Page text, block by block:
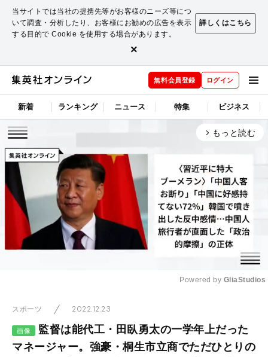
当サイトでは当社の提携先等がお客様のニーズ等につ
いて調査・分析したり、お客様にお勧めの広告を表示
する目的で Cookie を使用する場合があります。
詳しくはこちら
×
無料会員登録 ログイン
新着 ランキング ニュース 特集 ビジネス
arrow_forward_ios もっと読む
Powered by GliaStudios
スポーツ 2022.12.23
画像
監督は能代工・田臥勇太の一学年上だった
マネージャー。強豪・桐生市立商でただひとりの